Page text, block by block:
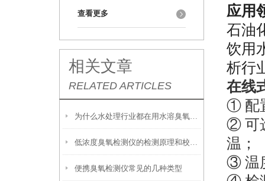
查看更多
相关文章
RELATED ARTICLES
为什么水处理行业都在用水溶臭氧检测仪？关键原因在这里
低浓度臭氧检测仪的检测原理和校准方法
便携臭氧检测仪常见的几种类型
应用
石油
饮用
析行
在线
① 配
② 可
温；
③ 温